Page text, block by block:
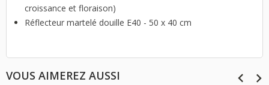
croissance et floraison)
Réflecteur martelé douille E40 - 50 x 40 cm
VOUS AIMEREZ AUSSI